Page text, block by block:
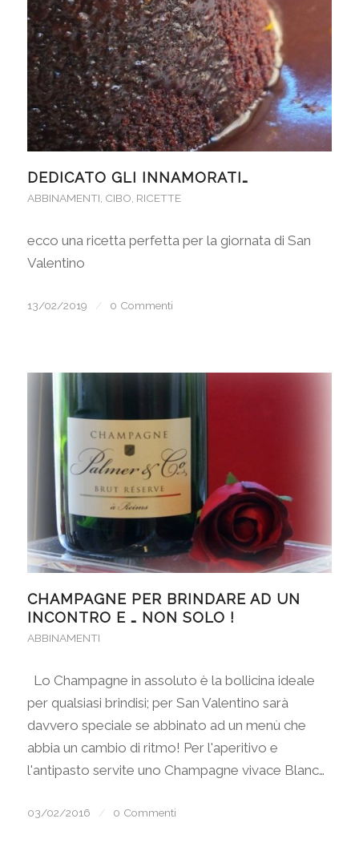
DEDICATO GLI INNAMORATI…
ABBINAMENTI CIBO RICETTE
ecco una ricetta perfetta per la giornata di San
Valentino
13/02/2019 / 0 Commenti
CHAMPAGNE PER BRINDARE AD UN
INCONTRO E … NON SOLO !
ABBINAMENTI
Lo Champagne in assoluto è la bollicina ideale
per qualsiasi brindisi; per San Valentino sarà
davvero speciale se abbinato ad un menù che
abbia un cambio di ritmo! Per l'aperitivo e
l'antipasto servite uno Champagne vivace Blanc…
03/02/2016 / 0 Commenti